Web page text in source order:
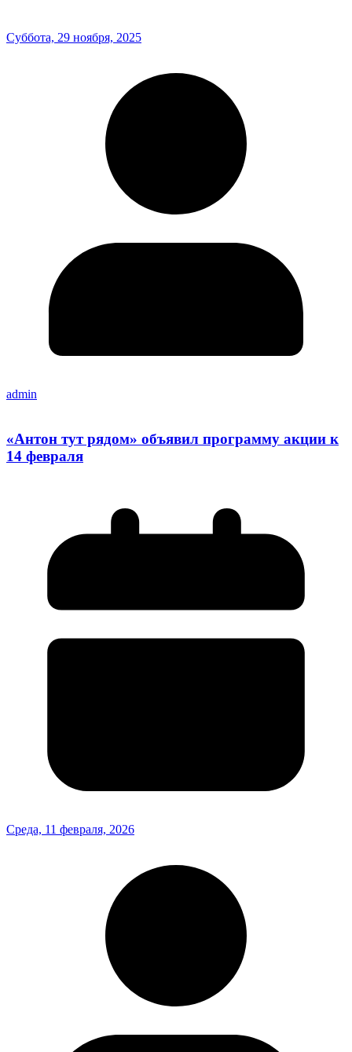
Суббота, 29 ноября, 2025
admin
«Антон тут рядом» объявил программу акции к
14 февраля
Среда, 11 февраля, 2026